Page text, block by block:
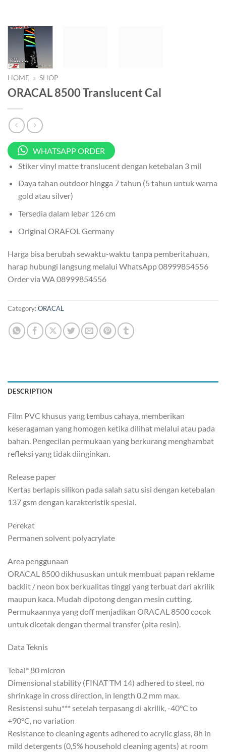
HOME » SHOP
ORACAL 8500 Translucent Cal
WHATSAPP ORDER
Stiker vinyl matte translucent dengan ketebalan 3 mil
Daya tahan outdoor hingga 7 tahun (5 tahun untuk warna
gold atau silver)
Tersedia dalam lebar 126 cm
Original ORAFOL Germany
Harga bisa berubah sewaktu-waktu tanpa pemberitahuan,
harap hubungi langsung melalui WhatsApp 08999854556
Order via WA 08999854556
Category:ORACAL
DESCRIPTION
Film PVC khusus yang tembus cahaya, memberikan
keseragaman yang homogen ketika dilihat melalui atau pada
bahan. Pengecilan permukaan yang berkurang menghambat
refleksi yang tidak diinginkan.
Release paper
Kertas berlapis silikon pada salah satu sisi dengan ketebalan
137 gsm dengan karakteristik spesial.
Perekat
Permanen solvent polyacrylate
Area penggunaan
ORACAL 8500 dikhususkan untuk membuat papan reklame
backlit / neon box berkualitas tinggi yang terbuat dari akrilik
maupun kaca. Mudah dipotong dengan mesin cutting.
Permukaannya yang doff menjadikan ORACAL 8500 cocok
untuk dicetak dengan thermal transfer (pita resin).
Data Teknis
Tebal* 80 micron
Dimensional stability (FINAT TM 14) adhered to steel, no
shrinkage in cross direction, in length 0.2 mm max.
Resistensi suhu*** setelah terpasang di akrilik, -40°C to
+90°C, no variation
Resistance to cleaning agents adhered to acrylic glass, 8h in
mild detergents (0,5% household cleaning agents) at room